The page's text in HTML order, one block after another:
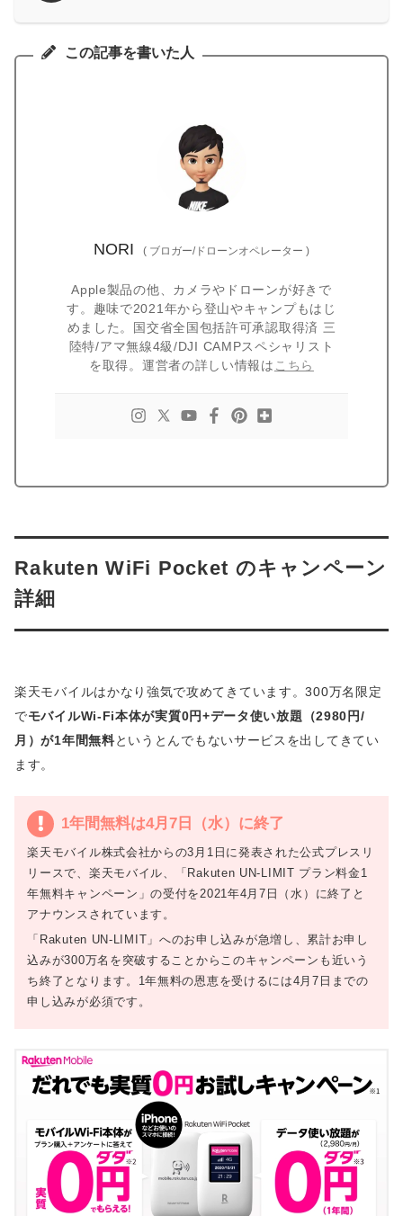
この記事を書いた人
NORI ( ブロガー/ドローンオペレーター )
Apple製品の他、カメラやドローンが好きで
す。趣味で2021年から登山やキャンプもはじ
めました。国交省全国包括許可承認取得済 三
陸特/アマ無線4級/DJI CAMPスペシャリスト
を取得。運営者の詳しい情報は こちら
Rakuten WiFi Pocket のキャンペーン
詳細
楽天モバイルはかなり強気で攻めてきています。300万名限定
でモバイルWi-Fi本体が実質0円+データ使い放題（2980円/
月）が1年間無料というとんでもないサービスを出してきてい
ます。
1年間無料は4月7日（水）に終了
楽天モバイル株式会社からの3月1日に発表された公式プレスリ
リースで、楽天モバイル、「Rakuten UN-LIMIT プラン料金1
年無料キャンペーン」の受付を2021年4月7日（水）に終了と
アナウンスされています。
「Rakuten UN-LIMIT」へのお申し込みが急増し、累計お申し
込みが300万名を突破することからこのキャンペーンも近いう
ち終了となります。1年無料の恩恵を受けるには4月7日までの
申し込みが必須です。